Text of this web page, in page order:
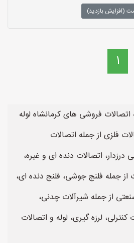
(افزایش بازدید)
1
فروشی های کرمانشاه لوله
فلزی از جمله اتصالات
اتصالات دنده ای و غیره،
از جمله فلنج جوشی، فلنج دنده ای،
از جمله شیرآلات چدنی،
لرزه گیری، لوله و اتصالات